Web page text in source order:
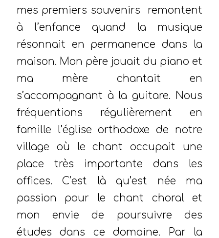
mes premiers souvenirs remontent
à l’enfance quand la musique
résonnait en permanence dans la
maison. Mon père jouait du piano et
ma mère chantait en
s’accompagnant à la guitare. Nous
fréquentions régulièrement en
famille l’église orthodoxe de notre
village où le chant occupait une
place très importante dans les
offices. C’est là qu’est née ma
passion pour le chant choral et
mon envie de poursuivre des
études dans ce domaine. Par la